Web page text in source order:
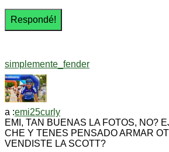
simplemente_fender
a :emi25curly
EMI, TAN BUENAS LA FOTOS, NO?
CHE Y TENES PENSADO ARMAR
VENDISTE LA SCOTT?